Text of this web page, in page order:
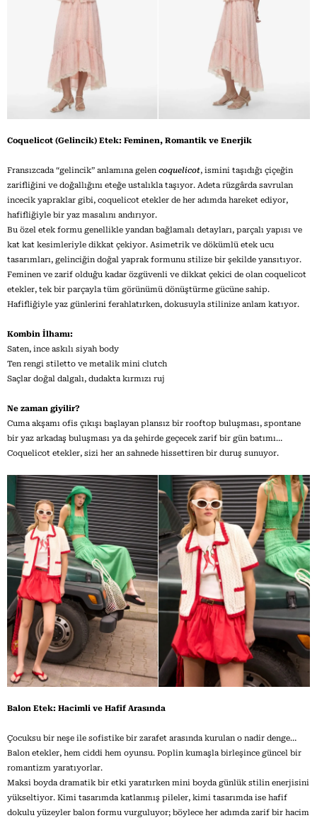
Coquelicot (Gelincik) Etek: Feminen, Romantik ve Enerjik
Fransızcada “gelincik” anlamına gelen coquelicot, ismini taşıdığı çiçeğin
zarifliğini ve doğallığını eteğe ustalıkla taşıyor. Adeta rüzgârda savrulan
incecik yapraklar gibi, coquelicot etekler de her adımda hareket ediyor,
hafifliğiyle bir yaz masalını andırıyor.
Bu özel etek formu genellikle yandan bağlamalı detayları, parçalı yapısı ve
kat kat kesimleriyle dikkat çekiyor. Asimetrik ve dökümlü etek ucu
tasarımları, gelinciğin doğal yaprak formunu stilize bir şekilde yansıtıyor.
Feminen ve zarif olduğu kadar özgüvenli ve dikkat çekici de olan coquelicot
etekler, tek bir parçayla tüm görünümü dönüştürme gücüne sahip.
Hafifliğiyle yaz günlerini ferahlatırken, dokusuyla stilinize anlam katıyor.
Kombin İlhamı:
Saten, ince askılı siyah body
Ten rengi stiletto ve metalik mini clutch
Saçlar doğal dalgalı, dudakta kırmızı ruj
Ne zaman giyilir?
Cuma akşamı ofis çıkışı başlayan plansız bir rooftop buluşması, spontane
bir yaz arkadaş buluşması ya da şehirde geçecek zarif bir gün batımı…
Coquelicot etekler, sizi her an sahnede hissettiren bir duruş sunuyor.
Balon Etek: Hacimli ve Hafif Arasında
Çocuksu bir neşe ile sofistike bir zarafet arasında kurulan o nadir denge…
Balon etekler, hem ciddi hem oyunsu. Poplin kumaşla birleşince güncel bir
romantizm yaratıyorlar.
Maksi boyda dramatik bir etki yaratırken mini boyda günlük stilin enerjisini
yükseltiyor. Kimi tasarımda katlanmış pileler, kimi tasarımda ise hafif
dokulu yüzeyler balon formu vurguluyor; böylece her adımda zarif bir hacim